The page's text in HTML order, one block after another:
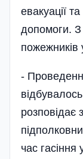
евакуації
допомоги.
пожежників
-
розповідає
час